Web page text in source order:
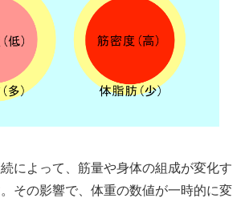
によって、筋量や身体の組成が変化す
その影響で、体重の数値が一時的に変